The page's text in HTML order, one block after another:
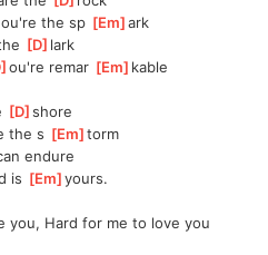
]
ou're the sp [Em ]
ark
[D ]lark
]
ou're remar [Em ]kable
[D ]
shore
the s [Em ]torm
endure
is [Em ]
yours.
you, Hard for me to love you